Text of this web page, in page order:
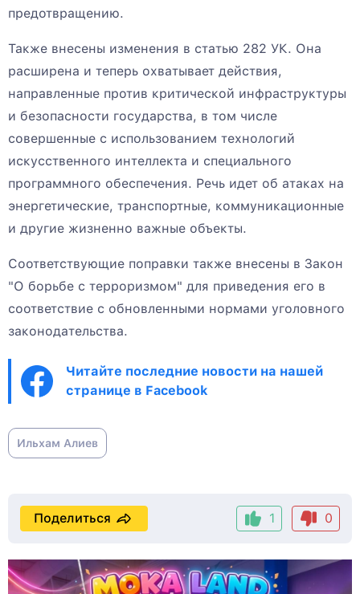
предотвращению.
Также внесены изменения в статью 282 УК. Она
расширена и теперь охватывает действия,
направленные против критической инфраструктуры
и безопасности государства, в том числе
совершенные с использованием технологий
искусственного интеллекта и специального
программного обеспечения. Речь идет об атаках на
энергетические, транспортные, коммуникационные
и другие жизненно важные объекты.
Соответствующие поправки также внесены в Закон
"О борьбе с терроризмом" для приведения его в
соответствие с обновленными нормами уголовного
законодательства.
Читайте последние новости на нашей
странице в Facebook
Ильхам Алиев
1 0
Поделиться